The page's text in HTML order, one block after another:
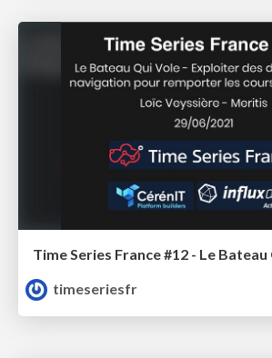
timeseriesfr